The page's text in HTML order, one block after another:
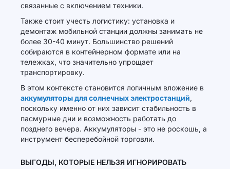
связанные с включением техники.
Также стоит учесть логистику: установка и
демонтаж мобильной станции должны занимать не
более 30-40 минут. Большинство решений
собираются в контейнерном формате или на
тележках, что значительно упрощает
транспортировку.
В этом контексте становится логичным вложение в
аккумуляторы для солнечных электростанций,
поскольку именно от них зависит стабильность в
пасмурные дни и возможность работать до
позднего вечера. Аккумуляторы - это не роскошь, а
инструмент бесперебойной торговли.
ВЫГОДЫ, КОТОРЫЕ НЕЛЬЗЯ ИГНОРИРОВАТЬ